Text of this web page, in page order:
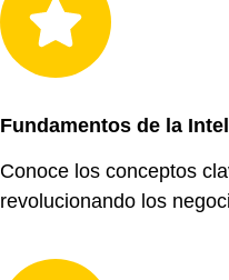
Fundamentos de la
Conoce los conceptos
revolucionando los